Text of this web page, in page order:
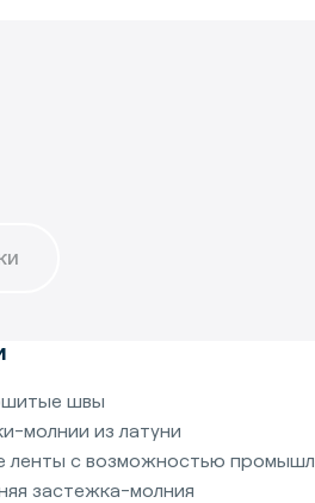
швы
молнии из латуни
ленты с возможностью
застежка-молния